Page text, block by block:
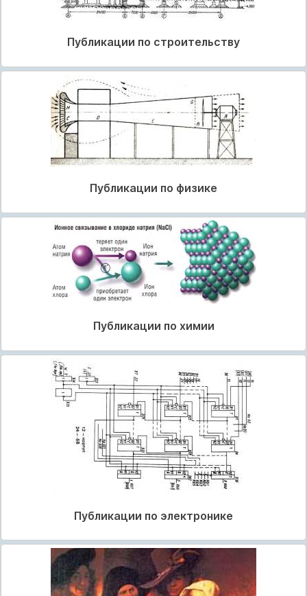
Публикации по строительству
Публикации по физике
Публикации по химии
Публикации по электронике